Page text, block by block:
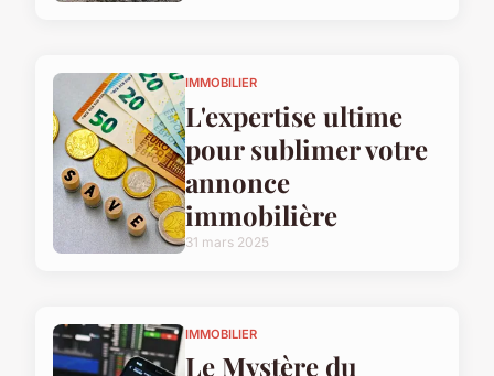
IMMOBILIER
L'expertise ultime
pour sublimer votre
annonce
immobilière
31 mars 2025
IMMOBILIER
Le Mystère du